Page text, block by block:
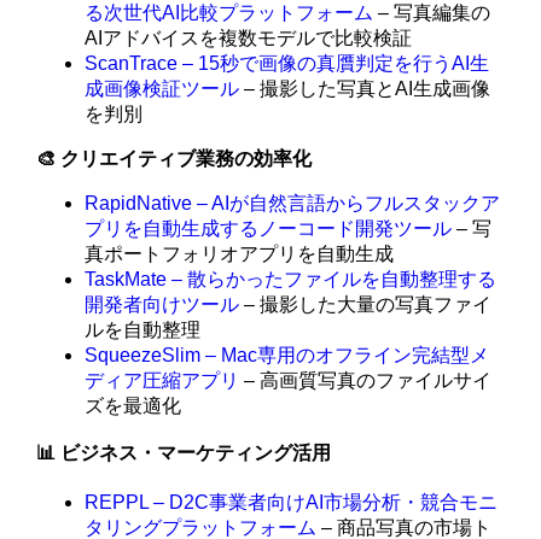
る次世代AI比較プラットフォーム – 写真編集の
AIアドバイスを複数モデルで比較検証
ScanTrace – 15秒で画像の真贋判定を行うAI生
成画像検証ツール – 撮影した写真とAI生成画像
を判別
🎨 クリエイティブ業務の効率化
RapidNative – AIが自然言語からフルスタックア
プリを自動生成するノーコード開発ツール – 写
真ポートフォリオアプリを自動生成
TaskMate – 散らかったファイルを自動整理する
開発者向けツール – 撮影した大量の写真ファイ
ルを自動整理
SqueezeSlim – Mac専用のオフライン完結型メ
ディア圧縮アプリ – 高画質写真のファイルサイ
ズを最適化
📊 ビジネス・マーケティング活用
REPPL – D2C事業者向けAI市場分析・競合モニ
タリングプラットフォーム – 商品写真の市場ト